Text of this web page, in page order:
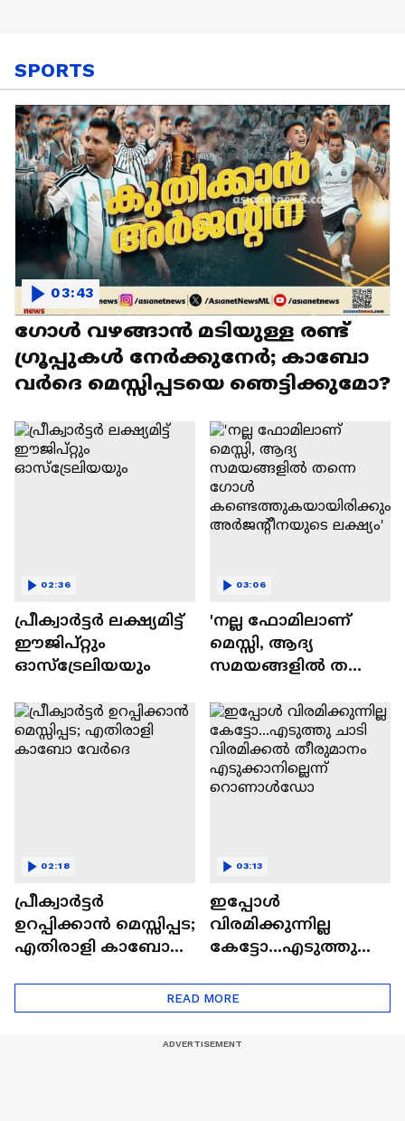
SPORTS
​ഗോൾ വഴങ്ങാൻ മടിയുള്ള രണ്ട് ​
ഗ്രൂപ്പുകൾ നേർക്കുനേർ; കാബോ
വർദെ മെസ്സിപ്പടയെ ഞെട്ടിക്കുമോ?
03:43
പ്രീക്വാർട്ടർ ലക്ഷ്യമിട്ട്
ഈജിപ്റ്റും
ഓസ്ട്രേലിയയും
02:36
'നല്ല ഫോമിലാണ്
മെസ്സി, ആദ്യ
സമയങ്ങളിൽ തന്നെ ​
കണ്ടെത്തുകയായിരി
ക്കും
അർജന്റീനയുടെ
ലക്ഷ്യം'
03:06
പ്രീക്വാർട്ടർ
ഉറപ്പിക്കാൻ മെസ്സിപ്പട;
എതിരാളി കാബോ
02:18
ഇപ്പോൾ
വിരമിക്കുന്നില്ല
കേട്ടോ...എടുത്തു
തീരുമാനം
എടുക്കാനില്ലെന്ന്
03:13
READ MORE